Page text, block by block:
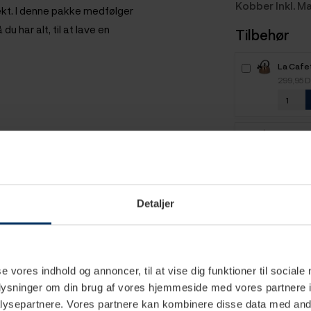
Detaljer
vores indhold og annoncer, til at vise dig funktioner til sociale
om din brug af vores hjemmeside med vores partnere
Vores partnere kan kombinere disse data med
I denne pakke medfølger
har alt, til at lave en
i varmebestandigt
og forbliver
malede kaffe, så dette ikke
Kobber Inkl.
Tilbehør
La
Kobber
299,95
Fellow
Alessi
Sort
749,95